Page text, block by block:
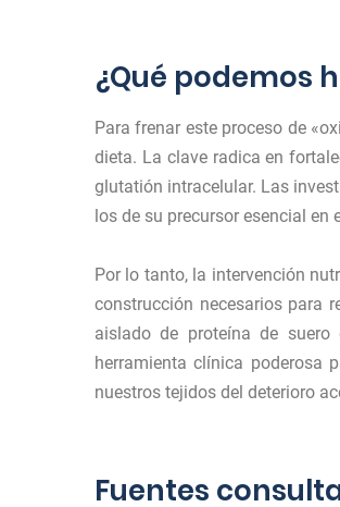
¿Qué podemos
Para frenar este proceso de
dieta. La clave radica en
glutatión intracelular. Las
los de su precursor esencial
Por lo tanto, la intervención
construcción necesarios para
aislado de proteína de
herramienta clínica poderosa
nuestros tejidos del deterioro
Fuentes